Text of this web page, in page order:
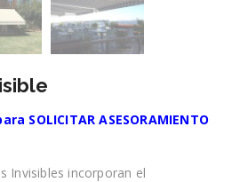
SOLICITAR ASESORAMIENTO
Invisibles incorporan el